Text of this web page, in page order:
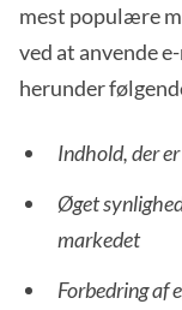
mest populære
ved at anvende
herunder
Indhold, der
Øget
markedet
Forbedring af